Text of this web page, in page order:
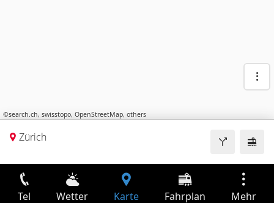
©search.ch, swisstopo, OpenStreetMap, others
Zürich
Tel Wetter Karte Fahrplan Mehr